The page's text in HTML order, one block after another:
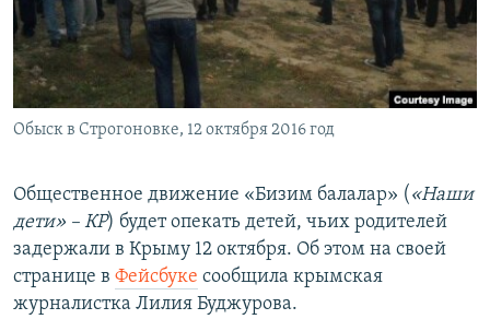
ПОБЕДИТЕЛЕЙ НЕ СУДЯТ?
КРЫМ.НЕПОКОРЕННЫЙ
ELIFBE
УКРАИНСКАЯ ПРОБЛЕМА КРЫМА
ПРИСОЕДИНЯЙТЕСЬ!
Обыск в Строгоновке, 12 октября 2016 год
Общественное движение «Бизим балалар» ( «Наши
дети» – КР) будет опекать детей, чьих родителей
задержали в Крыму 12 октября. Об этом на своей
странице в Фейсбуке сообщила крымская
журналистка Лилия Буджурова.